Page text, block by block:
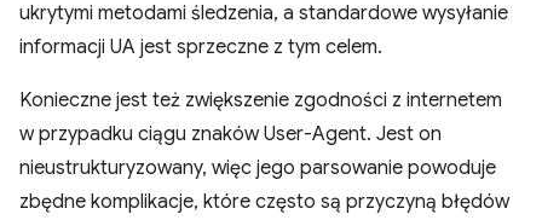
ukrytymi metodami śledzenia, a standardowe wysyłanie
informacji UA jest sprzeczne z tym celem.
Konieczne jest też zwiększenie zgodności z internetem
w przypadku ciągu znaków User-Agent. Jest on
nieustrukturyzowany, więc jego parsowanie powoduje
zbędne komplikacje, które często są przyczyną błędów